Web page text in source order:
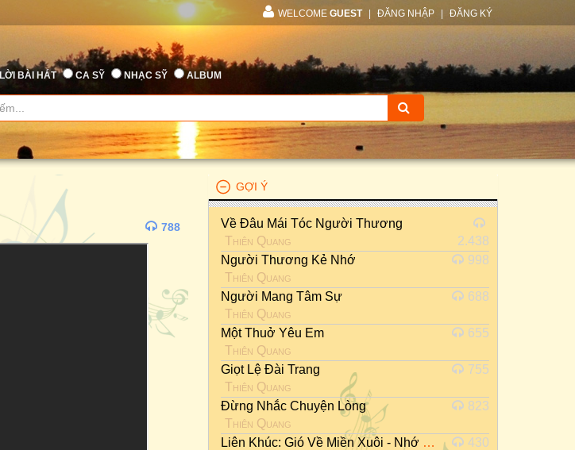
WELCOME GUEST ĐĂNG NHẬP ĐĂNG KÝ
LỜI BÀI HÁT CA SỸ NHẠC SỸ ALBUM
788
GỢI Ý
Về Đâu Mái Tóc Người Thương
Thiên Quang
2.438
Người Thương Kẻ Nhớ
Thiên Quang
998
Người Mang Tâm Sự
Thiên Quang
688
Một Thuở Yêu Em
Thiên Quang
655
Giọt Lệ Đài Trang
Thiên Quang
755
Đừng Nhắc Chuyện Lòng
Thiên Quang
823
Liên Khúc: Gió Về Miền Xuôi - Nhớ Nhau Hoài
430